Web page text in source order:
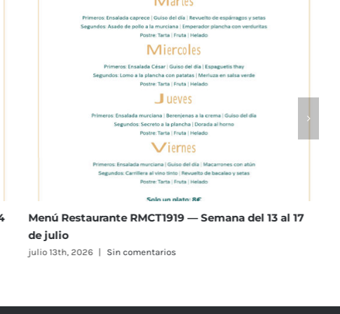
Menú Restaurante RMCT1919 — Semana del 6 al 10 de
julio
julio 6th, 2026